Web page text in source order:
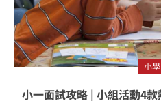
小學
小一面試攻略 | 小組活動4